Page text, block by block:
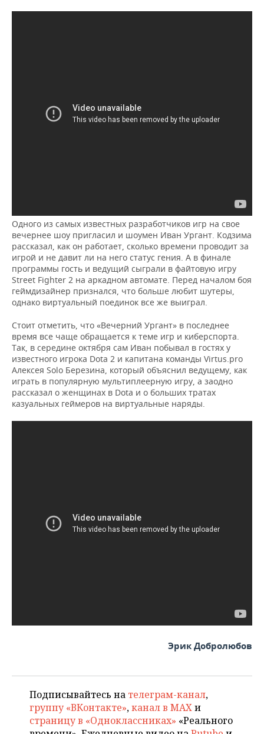
Одного из самых известных разработчиков игр на свое
вечернее шоу пригласил и шоумен Иван Ургант. Кодзима
рассказал, как он работает, сколько времени проводит за
игрой и не давит ли на него статус гения. А в финале
программы гость и ведущий сыграли в файтовую игру
Street Fighter 2 на аркадном автомате. Перед началом боя
геймдизайнер признался, что больше любит шутеры,
однако виртуальный поединок все же выиграл.
Стоит отметить, что «Вечерний Ургант» в последнее
время все чаще обращается к теме игр и киберспорта.
Так, в середине октября сам Иван побывал в гостях у
известного игрока Dota 2 и капитана команды Virtus.pro
Алексея Solo Березина, который объяснил ведущему, как
играть в популярную мультиплеерную игру, а заодно
рассказал о женщинах в Dota и о больших тратах
казуальных геймеров на виртуальные наряды.
Эрик Добролюбов
Подписывайтесь на телеграм-канал,
группу «ВКонтакте»,канал в MAXи
страницу в «Одноклассниках» «Реального